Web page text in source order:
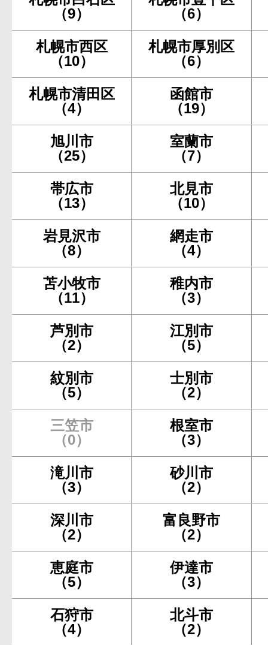
（9）
（6）
札幌市西区
（10）
札幌市厚別区
（6）
札幌市清田区
（4）
函館市
（19）
旭川市
（25）
室蘭市
（7）
帯広市
（13）
北見市
（10）
岩見沢市
（8）
網走市
（4）
苫小牧市
（11）
稚内市
（3）
芦別市
（2）
江別市
（5）
紋別市
（5）
士別市
（2）
三笠市
（0）
根室市
（3）
滝川市
（3）
砂川市
（2）
深川市
（2）
富良野市
（2）
恵庭市
（5）
伊達市
（3）
石狩市
（4）
北斗市
（2）